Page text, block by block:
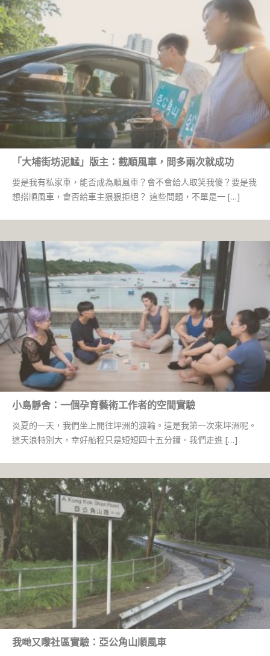
「大埔街坊泥鯭」版主：截順風車，問多兩次就成功
要是我有私家車，能否成為順風車？會不會給人取笑我傻？要是我
想搭順風車，會否給車主狠狠拒絕？ 這些問題，不單是一 […]
小島靜舍：一個孕育藝術工作者的空間實驗
炎夏的一天，我們坐上開往坪洲的渡輪。這是我第一次來坪洲呢。
這天浪特別大，幸好船程只是短短四十五分鐘。我們走進 […]
我哋又嚟社區實驗：亞公角山順風車